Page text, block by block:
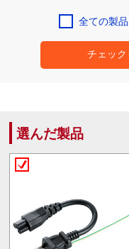
全ての製
チェック
選んだ製品